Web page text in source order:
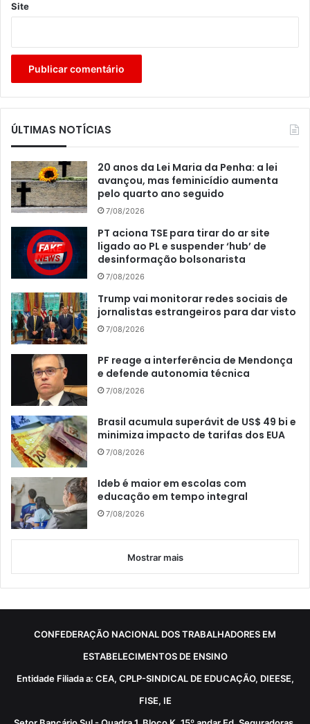
Site
ÚLTIMAS NOTÍCIAS
20 anos da Lei Maria da Penha: a lei
avançou, mas feminicídio aumenta
pelo quarto ano seguido
7/08/2026
PT aciona TSE para tirar do ar site
ligado ao PL e suspender ‘hub’ de
desinformação bolsonarista
7/08/2026
Trump vai monitorar redes sociais de
jornalistas estrangeiros para dar visto
7/08/2026
PF reage a interferência de Mendonça
e defende autonomia técnica
7/08/2026
Brasil acumula superávit de US$ 49 bi e
minimiza impacto de tarifas dos EUA
7/08/2026
Ideb é maior em escolas com
educação em tempo integral
7/08/2026
Mostrar mais
CONFEDERAÇÃO NACIONAL DOS TRABALHADORES EM
ESTABELECIMENTOS DE ENSINO
Entidade Filiada a: CEA, CPLP-SINDICAL DE EDUCAÇÃO, DIEESE,
FISE, IE